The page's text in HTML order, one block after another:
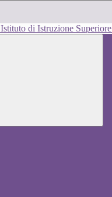
Istituto di Istruzione Superiore